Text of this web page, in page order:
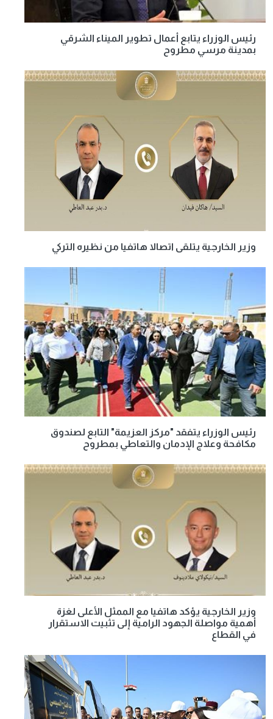
رئيس الوزراء يتابع أعمال تطوير الميناء الشرقي
بمدينة مرسي مطروح
وزير الخارجية يتلقى اتصالا هاتفيا من نظيره التركي
رئيس الوزراء يتفقد "مركز العزيمة" التابع لصندوق
مكافحة وعلاج الإدمان والتعاطي بمطروح
وزير الخارجية يؤكد هاتفيا مع الممثل الأعلى لغزة
أهمية مواصلة الجهود الرامية إلى تثبيت الاستقرار
في القطاع